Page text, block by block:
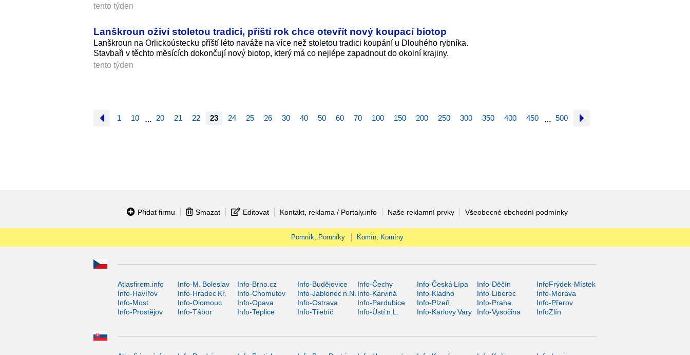
tento týden
Lanškroun oživí stoletou tradici, příští rok chce otevřít nový koupací biotop
Lanškroun na Orlickoústecku příští léto naváže na více než stoletou tradici koupání u Dlouhého rybníka.
Stavbaři v těchto měsících dokončují nový biotop, který má co nejlépe zapadnout do okolní krajiny.
tento týden
1 10 … 20 21 22 23 24 25 26 30 40 50 60 70 100 150 200 250 300 350 400 450 … 500
Přidat firmu Smazat Editovat Kontakt, reklama / Portaly.info Naše reklamní prvky Všeobecné obchodní podmínky
Pomník, Pomníky Komín, Komíny
Atlasfirem.info Info-M. Boleslav Info-Brno.cz Info-Budějovice Info-Čechy Info-Česká Lípa Info-Děčín
InfoFrýdek-Místek
Info-Havířov
Info-Hradec Kr. Info-Chomutov Info-Jablonec n.N. Info-Karviná Info-Kladno Info-Liberec
Info-Morava
Info-Most
Info-Olomouc Info-Opava Info-Ostrava Info-Pardubice Info-Plzeň Info-Praha
Info-Přerov
Info-Prostějov
Info-Tábor Info-Teplice Info-Třebíč Info-Ústí n.L. Info-Karlovy Vary Info-Vysočina InfoZlín